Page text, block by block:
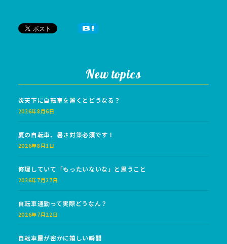
New topics
炎天下に自転車を置くとどうなる？
2026年8月6日
夏の自転車、暑さ対策必須です！
2026年8月1日
修理していて「もったいないな」と思うこと
2026年7月27日
自転車通勤って実際どうなん？
2026年7月22日
自転車屋が密かに嬉しい瞬間